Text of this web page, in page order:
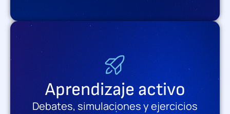
Aprendizaje activo
Debates, simulaciones y ejercicios